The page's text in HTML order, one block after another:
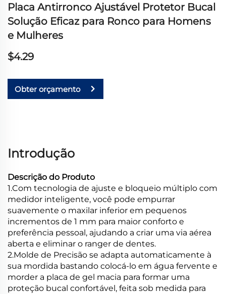
Placa Antirronco Ajustável Protetor Bucal
Solução Eficaz para Ronco para Homens
e Mulheres
$4.29
Obter orçamento
Introdução
Descrição do Produto
1.Com tecnologia de ajuste e bloqueio múltiplo com
medidor inteligente, você pode empurrar
suavemente o maxilar inferior em pequenos
incrementos de 1 mm para maior conforto e
preferência pessoal, ajudando a criar uma via aérea
aberta e eliminar o ranger de dentes.
2.Molde de Precisão se adapta automaticamente à
sua mordida bastando colocá-lo em água fervente e
morder a placa de gel macia para formar uma
proteção bucal confortável, feita sob medida para